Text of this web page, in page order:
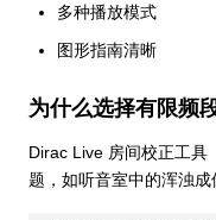
多种播放模式
图形指南清晰
为什么选择有限频
Dirac Live 房间校正工具
题，如听音室中的浑浊成